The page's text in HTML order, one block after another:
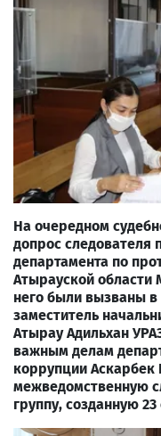
На очередном
допрос следователя
департамента по
Атырауской
него были вызваны в
заместитель
Атырау Адильхан
важным делам
коррупции
межведомственную
группу, созданную